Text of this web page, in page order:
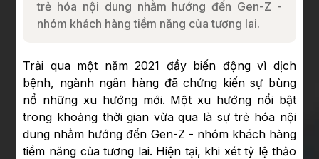
trẻ hóa nội dung nhằm hướng đến Gen-Z -
nhóm khách hàng tiềm năng của tương lai.
Trải qua một năm 2021 đầy biến động vì dịch
bệnh, ngành ngân hàng đã chứng kiến sự bùng
nổ những xu hướng mới. Một xu hướng nổi bật
trong khoảng thời gian vừa qua là sự trẻ hóa nội
dung nhằm hướng đến Gen-Z - nhóm khách hàng
tiềm năng của tương lai. Hiện tại, khi xét tỷ lệ thảo